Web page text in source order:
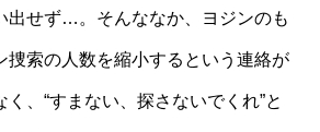
出せず…。そんななか、ヨジンのも
捜索の人数を縮小するという連絡が
く、“すまない、探さないでくれ”と